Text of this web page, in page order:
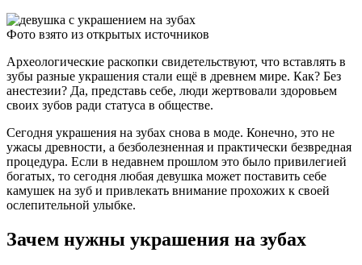
Фото взято из открытых источников
Археологические раскопки свидетельствуют, что вставлять в
зубы разные украшения стали ещё в древнем мире. Как? Без
анестезии? Да, представь себе, люди жертвовали здоровьем
своих зубов ради статуса в обществе.
Сегодня украшения на зубах снова в моде. Конечно, это не
ужасы древности, а безболезненная и практически безвредная
процедура. Если в недавнем прошлом это было привилегией
богатых, то сегодня любая девушка может поставить себе
камушек на зуб и привлекать внимание прохожих к своей
ослепительной улыбке.
Зачем нужны украшения на зубах